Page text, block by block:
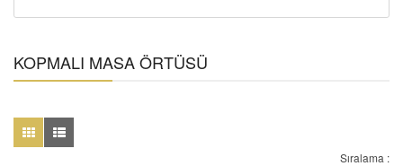
KOPMALI MASA ÖRTÜSÜ
Sıralama :